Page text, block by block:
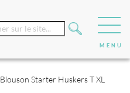
Blouson Starter Huskers T XL